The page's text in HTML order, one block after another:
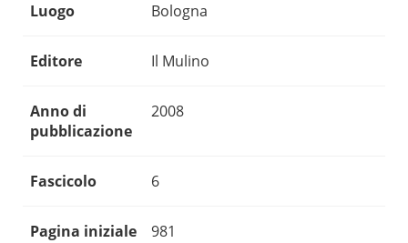
Luogo Bologna
Editore Il Mulino
Anno di
pubblicazione
2008
Fascicolo 6
Pagina iniziale 981